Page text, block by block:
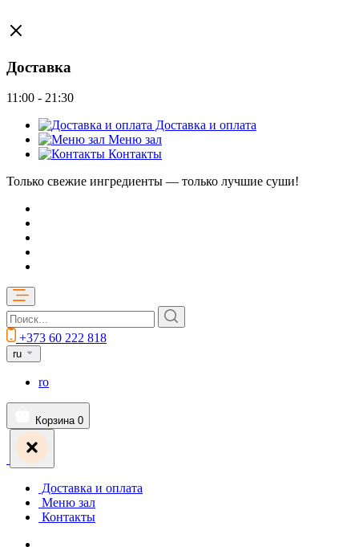
Доставка
11:00 - 21:30
Доставка и оплата
Меню зал
Контакты
Только свежие ингредиенты — только лучшие суши!
+373 60 222 818
ru
ro
Корзина 0
Доставка и оплата
Меню зал
Контакты